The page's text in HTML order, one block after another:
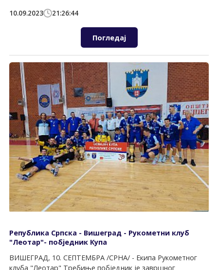
10.09.2023 21:26:44
Погледај
Република Српска - Вишеград - Рукометни клуб
"Леотар"- побједник Купа
ВИШЕГРАД, 10. СЕПТЕМБРА /СРНА/ - Екипа Рукометног
клуба "Леотар" Требиње побједник је завршног